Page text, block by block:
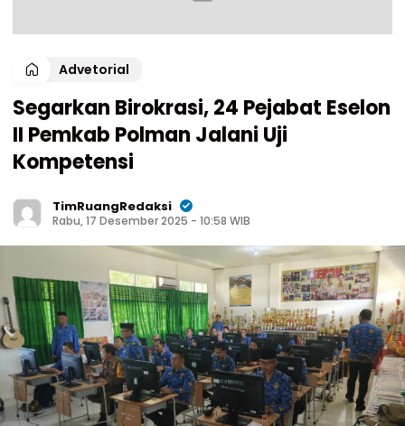
Advetorial
Segarkan Birokrasi, 24 Pejabat Eselon
II Pemkab Polman Jalani Uji
Kompetensi
TimRuangRedaksi
Rabu, 17 Desember 2025 - 10:58 WIB